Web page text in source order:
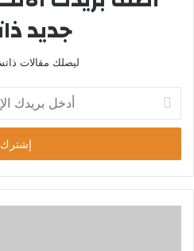
جديد
ليصلك مقالات
خ
ب
ر